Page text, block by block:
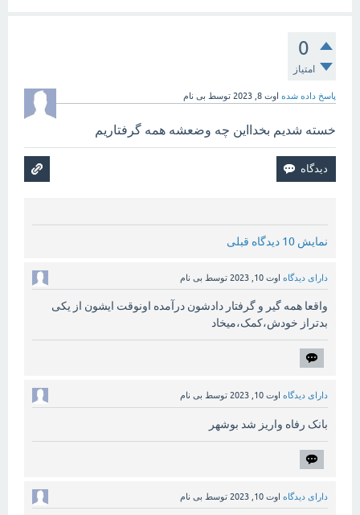
0
امتیاز
پاسخ داده شده اوت 8, 2023 توسط بی نام
خسته شدیم بخدااین چه وضعشه همه گرفتاریم
نمایش 10 دیدگاه قبلی
دارای دیدگاه اوت 10, 2023 توسط بی نام
واقعا همه گیر و گرفتار دادشون درآمده اونوقت ایشون از یکی
بدتراز خودش،کمک،میخاد
دارای دیدگاه اوت 10, 2023 توسط بی نام
بانک رفاه واریز شد بوشهر
دارای دیدگاه اوت 10, 2023 توسط بی نام